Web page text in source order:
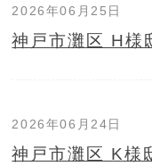
2026年06月25日
神戸市灘区 H様
2026年06月24日
神戸市灘区 K様